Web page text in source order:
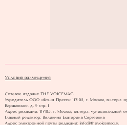
Условия размещения
Сетевое издание THE VOICEMAG
Учредитель ООО «Фэшн Пресс»: 117105, г. Москва, вн.тер.г.
Варшавское, д. 9 стр. 1
Адрес редакции: 117105, г. Москва, вн.тер.г. муниципальный
Главный редактор: Великина Екатерина Сергеевна
Адрес электронной почты редакции: info@thevoicemag.ru